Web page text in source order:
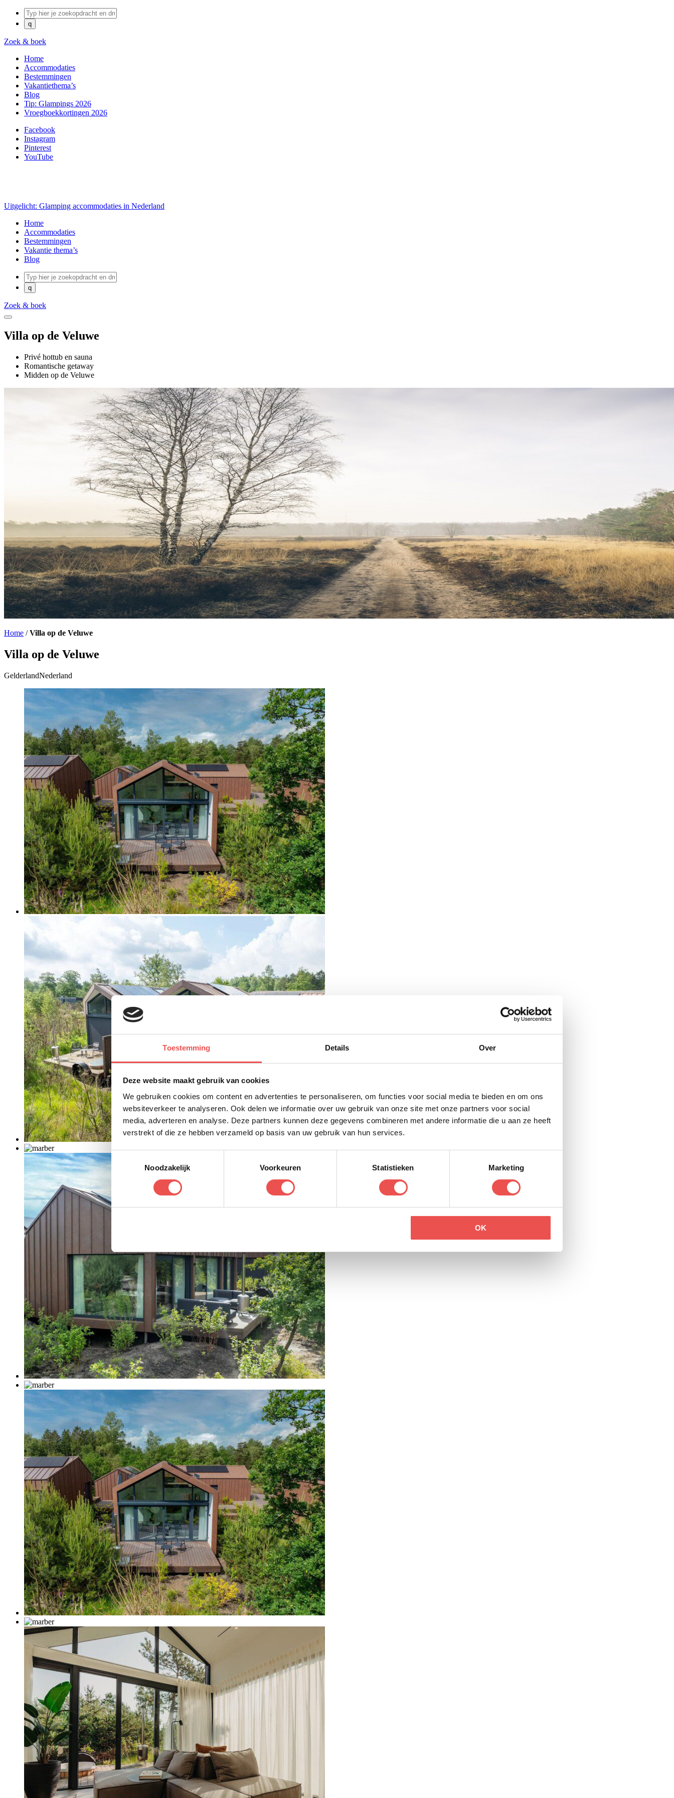
Toestemming Details Over
Deze website maakt gebruik van cookies
We gebruiken cookies om content en advertenties te personaliseren, om functies voor social media te bieden en om ons
websiteverkeer te analyseren. Ook delen we informatie over uw gebruik van onze site met onze partners voor social
media, adverteren en analyse. Deze partners kunnen deze gegevens combineren met andere informatie die u aan ze heeft
verstrekt of die ze hebben verzameld op basis van uw gebruik van hun services.
Toestemmingsselectie
Noodzakelijk
Voorkeuren Statistieken Marketing
OK
Zoek & boek
Home
Accommodaties
Bestemmingen
Vakantiethema’s
Blog
Tip: Glampings 2026
Vroegboekkortingen 2026
Facebook
Instagram
Pinterest
YouTube
Uitgelicht: Glamping accommodaties in Nederland
Home
Accommodaties
Bestemmingen
Vakantie thema’s
Blog
Zoek & boek
Villa op de Veluwe
Privé hottub en sauna
Romantische getaway
Midden op de Veluwe
Home /Villa op de Veluwe
Villa op de Veluwe
GelderlandNederland